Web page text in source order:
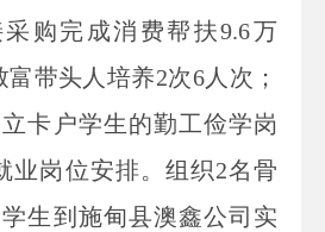
购完成消费帮扶9.6万
带头人培养2次6人次；
卡户学生的勤工俭学岗
业岗位安排。组织2名骨
生到施甸县澳鑫公司实